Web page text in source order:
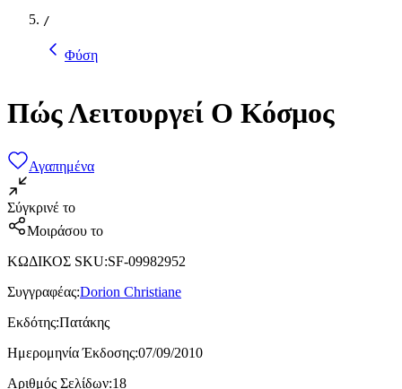
/
Φύση
Πώς Λειτουργεί Ο Κόσμος
Αγαπημένα
Σύγκρινέ το
Μοιράσου το
ΚΩΔΙΚΟΣ SKU:SF-09982952
Συγγραφέας:Dorion Christiane
Εκδότης:Πατάκης
Ημερομηνία Έκδοσης:07/09/2010
Αριθμός Σελίδων:18